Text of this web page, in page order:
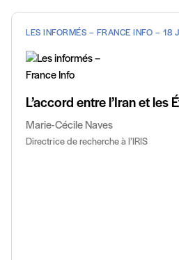
LES INFORMÉS – FRANCE INFO – 18
L’accord entre l’Iran et les
Marie-Cécile Naves
Directrice de recherche à l’IRIS